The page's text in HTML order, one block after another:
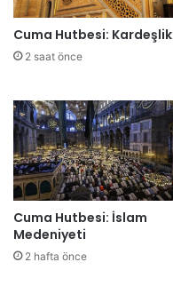
i
g
r
i
n
i
z
Cuma Hutbesi: Kardeşlik
2 saat önce
Cuma Hutbesi: İslam
Medeniyeti
2 hafta önce